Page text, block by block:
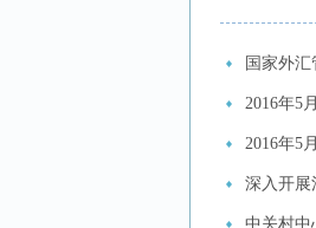
国家外
2016年5
2016年5
深入开展
中关村中